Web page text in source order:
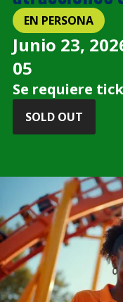
EN PERSONA
Junio 23,
05
Se requiere
SOLD OUT